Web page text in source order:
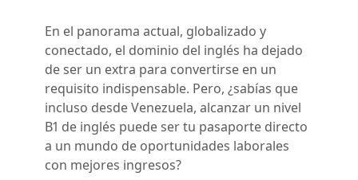
En el panorama actual, globalizado y
conectado, el dominio del inglés ha dejado
de ser un extra para convertirse en un
requisito indispensable. Pero, ¿sabías que
incluso desde Venezuela, alcanzar un nivel
B1 de inglés puede ser tu pasaporte directo
a un mundo de oportunidades laborales
con mejores ingresos?